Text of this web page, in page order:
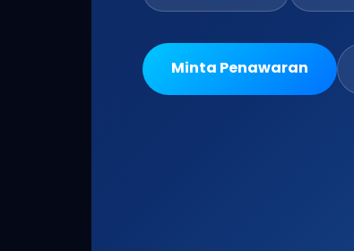
Minta Penawaran